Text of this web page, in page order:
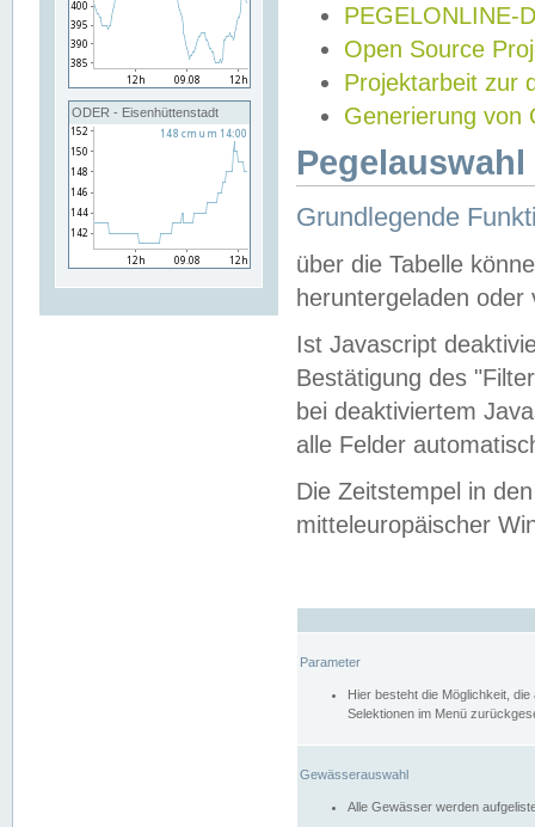
ODER - Eisenhüttenstadt
PEGELONLINE-
Open Source
Projektarbeit zur
Generierung von
Grundlegende
über die Tabelle
heruntergeladen oder
Ist Javascript
Bestätigung des
bei deaktiviertem
alle Felder
Die Zeitstempel in
mitteleuropäischer
Parameter
Hier besteht die Möglichkeit,
Selektionen im Menü
Gewässerauswahl
Alle Gewässer werden